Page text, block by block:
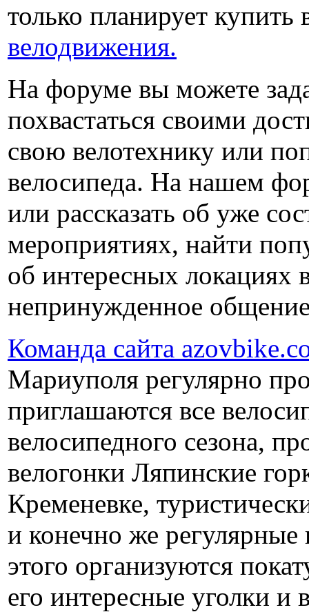
только планирует купить
велодвижения.
На форуме вы можете
похвастаться своими
свою велотехнику или
велосипеда. На нашем
или рассказать об уже
мероприятиях, найти
об интересных
непринужденное
Команда сайта
Мариуполя регулярно
приглашаются все
велосипедного сезона,
велогонки Ляпинские
Кременевке,
и конечно же
этого организуются
его интересные уголки и